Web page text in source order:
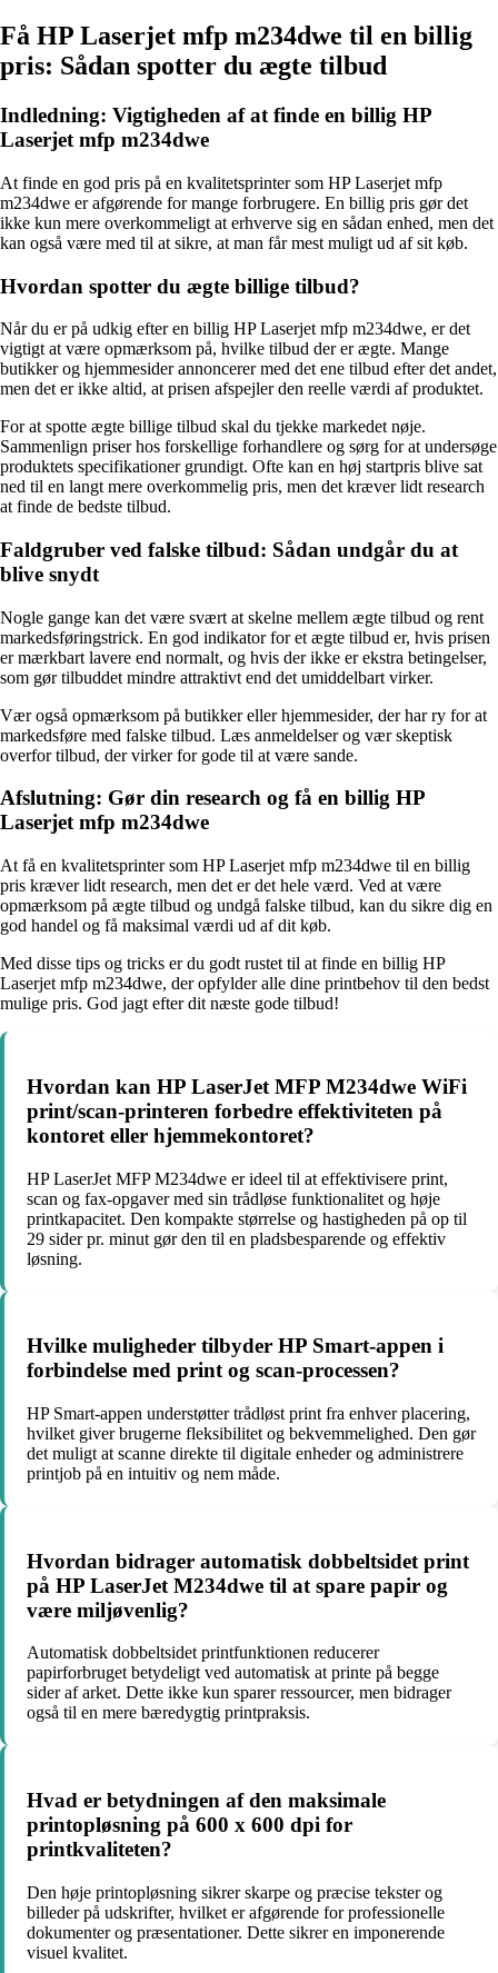
Få HP Laserjet mfp m234dwe til en billig
pris: Sådan spotter du ægte tilbud
Indledning: Vigtigheden af at finde en billig HP
Laserjet mfp m234dwe
At finde en god pris på en kvalitetsprinter som HP Laserjet mfp
m234dwe er afgørende for mange forbrugere. En billig pris gør det
ikke kun mere overkommeligt at erhverve sig en sådan enhed, men det
kan også være med til at sikre, at man får mest muligt ud af sit køb.
Hvordan spotter du ægte billige tilbud?
Når du er på udkig efter en billig HP Laserjet mfp m234dwe, er det
vigtigt at være opmærksom på, hvilke tilbud der er ægte. Mange
butikker og hjemmesider annoncerer med det ene tilbud efter det andet,
men det er ikke altid, at prisen afspejler den reelle værdi af produktet.
For at spotte ægte billige tilbud skal du tjekke markedet nøje.
Sammenlign priser hos forskellige forhandlere og sørg for at undersøge
produktets specifikationer grundigt. Ofte kan en høj startpris blive sat
ned til en langt mere overkommelig pris, men det kræver lidt research
at finde de bedste tilbud.
Faldgruber ved falske tilbud: Sådan undgår du at
blive snydt
Nogle gange kan det være svært at skelne mellem ægte tilbud og rent
markedsføringstrick. En god indikator for et ægte tilbud er, hvis prisen
er mærkbart lavere end normalt, og hvis der ikke er ekstra betingelser,
som gør tilbuddet mindre attraktivt end det umiddelbart virker.
Vær også opmærksom på butikker eller hjemmesider, der har ry for at
markedsføre med falske tilbud. Læs anmeldelser og vær skeptisk
overfor tilbud, der virker for gode til at være sande.
Afslutning: Gør din research og få en billig HP
Laserjet mfp m234dwe
At få en kvalitetsprinter som HP Laserjet mfp m234dwe til en billig
pris kræver lidt research, men det er det hele værd. Ved at være
opmærksom på ægte tilbud og undgå falske tilbud, kan du sikre dig en
god handel og få maksimal værdi ud af dit køb.
Med disse tips og tricks er du godt rustet til at finde en billig HP
Laserjet mfp m234dwe, der opfylder alle dine printbehov til den bedst
mulige pris. God jagt efter dit næste gode tilbud!
Hvordan kan HP LaserJet MFP M234dwe WiFi
print/scan-printeren forbedre effektiviteten på
kontoret eller hjemmekontoret?
HP LaserJet MFP M234dwe er ideel til at effektivisere print,
scan og fax-opgaver med sin trådløse funktionalitet og høje
printkapacitet. Den kompakte størrelse og hastigheden på op til
29 sider pr. minut gør den til en pladsbesparende og effektiv
løsning.
Hvilke muligheder tilbyder HP Smart-appen i
forbindelse med print og scan-processen?
HP Smart-appen understøtter trådløst print fra enhver placering,
hvilket giver brugerne fleksibilitet og bekvemmelighed. Den gør
det muligt at scanne direkte til digitale enheder og administrere
printjob på en intuitiv og nem måde.
Hvordan bidrager automatisk dobbeltsidet print
på HP LaserJet M234dwe til at spare papir og
være miljøvenlig?
Automatisk dobbeltsidet printfunktionen reducerer
papirforbruget betydeligt ved automatisk at printe på begge
sider af arket. Dette ikke kun sparer ressourcer, men bidrager
også til en mere bæredygtig printpraksis.
Hvad er betydningen af den maksimale
printopløsning på 600 x 600 dpi for
printkvaliteten?
Den høje printopløsning sikrer skarpe og præcise tekster og
billeder på udskrifter, hvilket er afgørende for professionelle
dokumenter og præsentationer. Dette sikrer en imponerende
visuel kvalitet.